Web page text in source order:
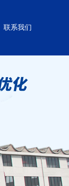
联系我们